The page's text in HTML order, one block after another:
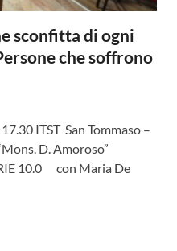
sconfitta di ogni
che soffrono
ITST San Tommaso –
D. Amoroso”
10.0 con Maria De